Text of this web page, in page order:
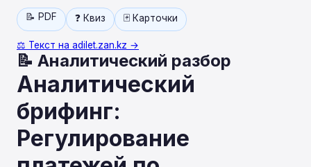
📝 PDF ❓ Квиз 🃏 Карточки
⚖️ Текст на adilet.zan.kz →
📝 Аналитический разбор
Аналитический
брифинг:
Регулирование